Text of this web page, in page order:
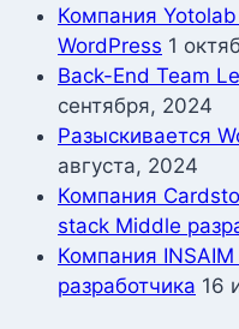
Компания
WordPress 1
Back-End Team
сентября, 2024
Разыскивается
августа, 2024
Компания
stack Middle
Компания
разработчика 16